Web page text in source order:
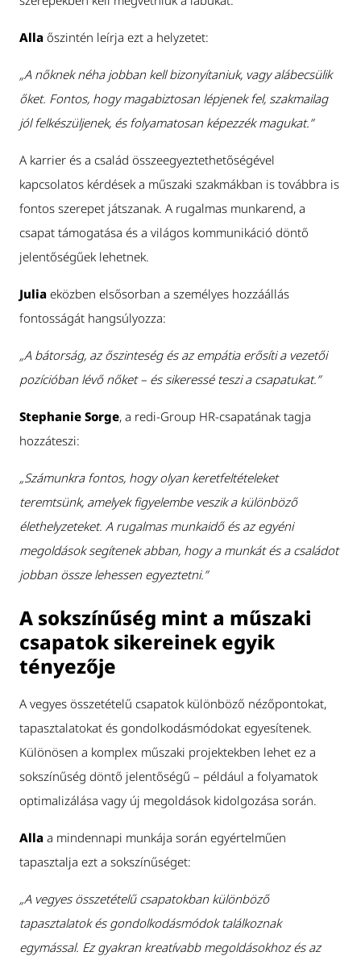
Alla őszintén leírja ezt a helyzetet:
„A nőknek néha jobban kell bizonyítaniuk, vagy alábecsülik
őket. Fontos, hogy magabiztosan lépjenek fel, szakmailag
jól felkészüljenek, és folyamatosan képezzék magukat.”
A karrier és a család összeegyeztethetőségével
kapcsolatos kérdések a műszaki szakmákban is továbbra is
fontos szerepet játszanak. A rugalmas munkarend, a
csapat támogatása és a világos kommunikáció döntő
jelentőségűek lehetnek.
Julia eközben elsősorban a személyes hozzáállás
fontosságát hangsúlyozza:
„A bátorság, az őszinteség és az empátia erősíti a vezetői
pozícióban lévő nőket – és sikeressé teszi a csapatukat.”
Stephanie Sorge, a redi-Group HR-csapatának tagja
hozzáteszi:
„Számunkra fontos, hogy olyan keretfeltételeket
teremtsünk, amelyek figyelembe veszik a különböző
élethelyzeteket. A rugalmas munkaidő és az egyéni
megoldások segítenek abban, hogy a munkát és a családot
jobban össze lehessen egyeztetni.”
A sokszínűség mint a műszaki
csapatok sikereinek egyik
tényezője
A vegyes összetételű csapatok különböző nézőpontokat,
tapasztalatokat és gondolkodásmódokat egyesítenek.
Különösen a komplex műszaki projektekben lehet ez a
sokszínűség döntő jelentőségű – például a folyamatok
optimalizálása vagy új megoldások kidolgozása során.
Alla a mindennapi munkája során egyértelműen
tapasztalja ezt a sokszínűséget:
„A vegyes összetételű csapatokban különböző
tapasztalatok és gondolkodásmódok találkoznak
egymással. Ez gyakran kreatívabb megoldásokhoz és az